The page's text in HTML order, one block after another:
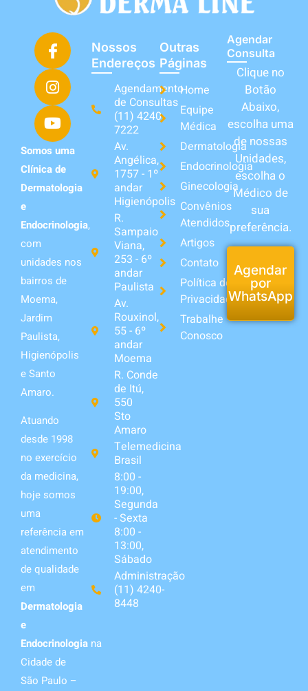
Somos uma
Clínica de
Dermatologia
e
Endocrinologia,
com
unidades nos
bairros de
Moema,
Jardim
Paulista,
Higienópolis
e Santo
Amaro.
Atuando
desde 1998
no exercício
da medicina,
hoje somos
uma
referência em
atendimento
de qualidade
em
Dermatologia
e
Endocrinologia na
Cidade de
São Paulo –
Nossos
Endereços
Agendamento
de Consultas
(11) 4240-
7222
Av.
Angélica,
1757 - 1º
andar
Higienópolis
R.
Sampaio
Viana,
253 - 6º
andar
Paulista
Av.
Rouxinol,
55 - 6º
andar
Moema
R. Conde
de Itú,
550
Sto
Amaro
Telemedicina
Brasil
8:00 -
19:00,
Segunda
- Sexta
8:00 -
13:00,
Sábado
Administração
(11) 4240-
8448
Outras
Páginas
Home
Equipe
Médica
Dermatologia
Endocrinologia
Ginecologia
Convênios
Atendidos
Artigos
Contato
Política de
Privacidade
Trabalhe
Conosco
Agendar
Consulta
Clique no
Botão
Abaixo,
escolha uma
de nossas
Unidades,
escolha o
Médico de
sua
preferência.
Agendar
por
WhatsApp